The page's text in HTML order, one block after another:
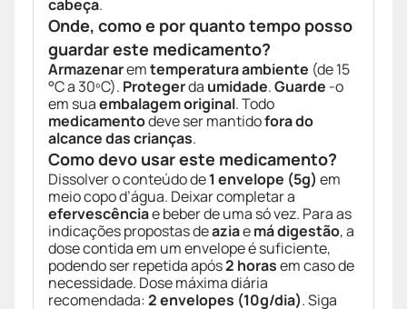
cabeça.
Onde, como e por quanto tempo posso
guardar este medicamento?
Armazenaremtemperatura ambiente (de 15
°C a 30ºC). Protegerda umidade.Guarde -o
em suaembalagem original. Todo
medicamentodeve ser mantidofora do
alcance das crianças.
Como devo usar este medicamento?
Dissolver o conteúdo de1 envelope (5g) em
meio copo d’água. Deixar completar a
efervescênciae beber de uma só vez. Para as
indicações propostas deaziaemá digestão, a
dose contida em um envelope é suficiente,
podendo ser repetida após2 horasem caso de
necessidade. Dose máxima diária
recomendada:2 envelopes (10g/dia). Siga